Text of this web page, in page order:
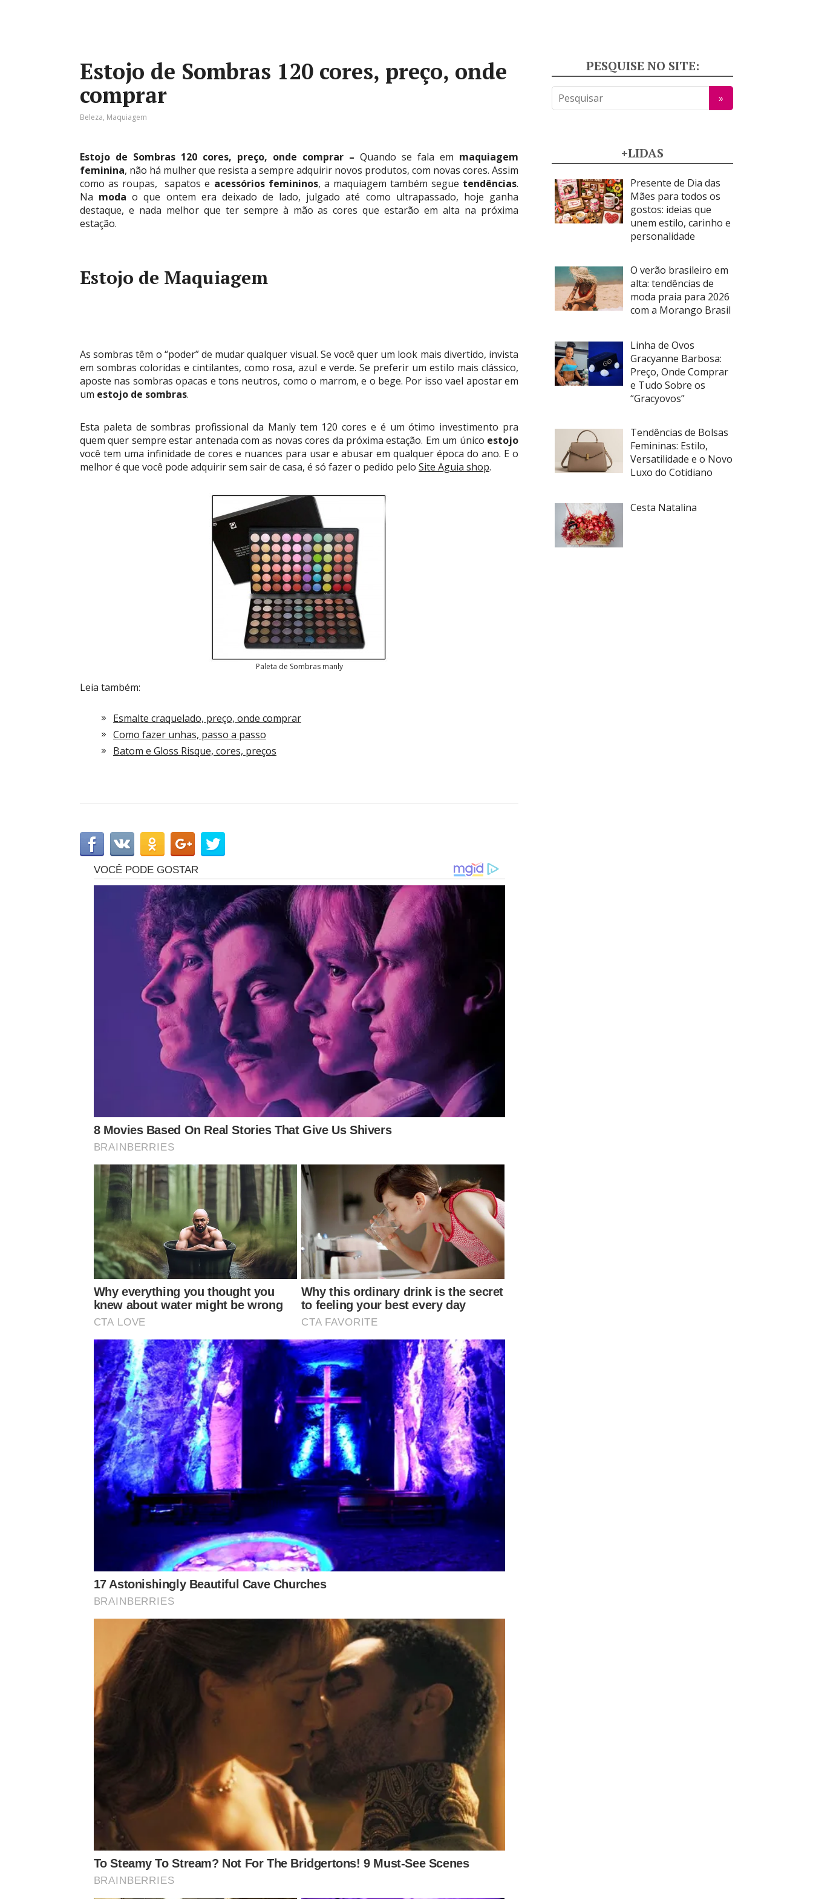
Estojo de Sombras 120 cores, preço, onde
comprar
Beleza, Maquiagem
Estojo de Sombras 120 cores, preço, onde comprar – Quando se fala em maquiagem
feminina, não há mulher que resista a sempre adquirir novos produtos, com novas cores. Assim
como as roupas, sapatos e acessórios femininos, a maquiagem também segue tendências.
Na modao que ontem era deixado de lado, julgado até como ultrapassado, hoje ganha
destaque, e nada melhor que ter sempre à mão as cores que estarão em alta na próxima
estação.
Estojo de Maquiagem
As sombras têm o “poder” de mudar qualquer visual. Se você quer um look mais divertido, invista
em sombras coloridas e cintilantes, como rosa, azul e verde. Se preferir um estilo mais clássico,
aposte nas sombras opacas e tons neutros, como o marrom, e o bege. Por isso vael apostar em
um estojo de sombras.
Esta paleta de sombras profissional da Manly tem 120 cores e é um ótimo investimento pra
quem quer sempre estar antenada com as novas cores da próxima estação. Em um único estojo
você tem uma infinidade de cores e nuances para usar e abusar em qualquer época do ano. E o
melhor é que você pode adquirir sem sair de casa, é só fazer o pedido pelo Site Aguia shop.
Paleta de Sombras manly
Leia também:
Esmalte craquelado, preço, onde comprar
Como fazer unhas, passo a passo
Batom e Gloss Risque, cores, preços
PESQUISE NO SITE:
+LIDAS
Presente de Dia das
Mães para todos os
gostos: ideias que
unem estilo, carinho e
personalidade
O verão brasileiro em
alta: tendências de
moda praia para 2026
com a Morango Brasil
Linha de Ovos
Gracyanne Barbosa:
Preço, Onde Comprar
e Tudo Sobre os
“Gracyovos”
Tendências de Bolsas
Femininas: Estilo,
Versatilidade e o Novo
Luxo do Cotidiano
Cesta Natalina